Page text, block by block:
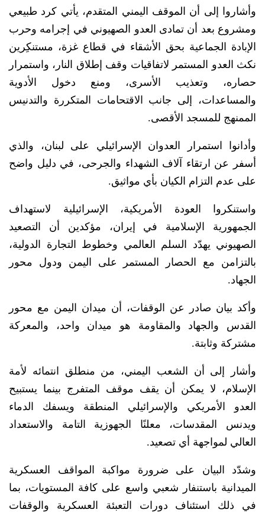
وأشاروا إلى أن الموقف اليمني المتقدم، يأتي كرد طبيعي
ومشروع بعد أن تمادى العدو الصهيوني في إجرامه وحرب
الإبادة الجماعية بحق الأشقاء في قطاع غزة، مستنكِرين
نكث العدو المستمر لاتفاقيات وقف إطلاق النار، واستمرار
حصاره، وتعذيب الأسرى، ومنع دخول الأدوية
والمساعدات، إلى جانب الاقتحامات المتكررة والتدنيس
الممنهج للمسجد الأقصى.
وأدانوا استمرار العدوان الإسرائيلي على لبنان، والذي
أسفر عن ارتقاء آلاف الشهداء والجرحى، في دليل واضح
على عدم التزام الكيان بأي مواثيق.
واستنكروا العودة الأمريكية، الإسرائيلية لاستهداف
الجمهورية الإسلامية في إيران، مؤكدين أن التصعيد
الصهيوني يهدّد السلم العالمي وخطوط التجارة الدولية،
بالتزامن مع الحصار المستمر على اليمن ودول محور
الجهاد.
وأكد بيان صادر عن الوقفات، أن ميدان اليمن مع محور
القدس والجهاد والمقاومة هو ميدان واحد، والمعركة
مشتركة وثابتة.
وأشار إلى أن الشعب اليمني، من منطلق انتمائه لأمة
الإسلام، لا يمكن أن يقف موقف المتفرج بينما يستبيح
العدو الأمريكي والإسرائيلي المنطقة ويسفك الدماء
ويدنس المقدسات، معلنًا الجهوزية التامة والاستعداد
العالي لمواجهة أي تصعيد.
وشدّد البيان على ضرورة مواكبة المواقف العسكرية
الميدانية باستنفار شعبي واسع على كافة المستويات، بما
في ذلك استئناف دورات التعبئة العسكرية والوقفات